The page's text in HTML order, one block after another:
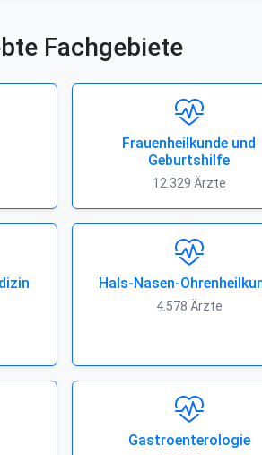
Fachgebiete
Frauenheilkunde und
Geburtshilfe
12.329 Ärzte
Hals-Nasen-
4.578 Ärzte
Gastroenterologie